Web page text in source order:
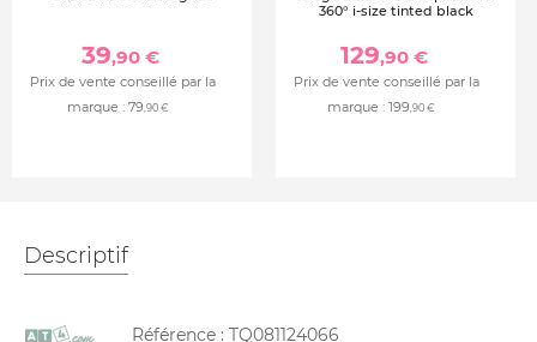
39,90 €
Prix de vente conseillé par la
marque : 79,90 €
360° i-size tinted black
129,90 €
Prix de vente conseillé par la
marque : 199,90 €
Descriptif
Référence : TQ081124066